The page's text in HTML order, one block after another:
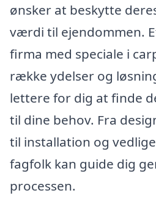
ønsker at beskytte
værdi til ejendommen.
firma med speciale i
række ydelser og
lettere for dig at finde
til dine behov. Fra
til installation og
fagfolk kan guide dig
processen.